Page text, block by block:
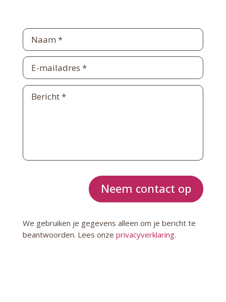
Neem contact op
We gebruiken je gegevens alleen om je bericht te
beantwoorden. Lees onze privacyverklaring.